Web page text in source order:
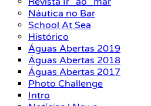
Náutica no Bar
School At Sea
Histórico
Águas Abertas 2019
Águas Abertas 2018
Águas Abertas 2017
Photo Challenge
Intro